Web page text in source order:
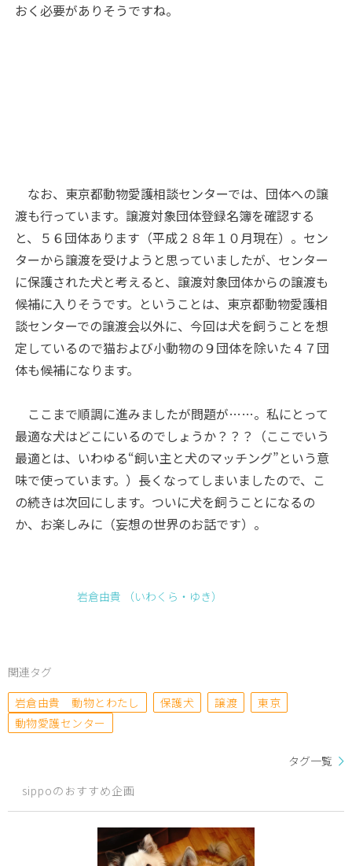
おく必要がありそうですね。
なお、東京都動物愛護相談センターでは、団体への譲
渡も行っています。譲渡対象団体登録名簿を確認する
と、５６団体あります（平成２８年１０月現在）。セン
ターから譲渡を受けようと思っていましたが、センター
に保護された犬と考えると、譲渡対象団体からの譲渡も
候補に入りそうです。ということは、東京都動物愛護相
談センターでの譲渡会以外に、今回は犬を飼うことを想
定しているので猫および小動物の９団体を除いた４７団
体も候補になります。
ここまで順調に進みましたが問題が……。私にとって
最適な犬はどこにいるのでしょうか？？？（ここでいう
最適とは、いわゆる“飼い主と犬のマッチング”という意
味で使っています。）長くなってしまいましたので、こ
の続きは次回にします。ついに犬を飼うことになるの
か、お楽しみに（妄想の世界のお話です）。
岩倉由貴 （いわくら・ゆき）
関連タグ
岩倉由貴 動物とわたし
保護犬 譲渡
東京
動物愛護センター
タグ一覧
sippoのおすすめ企画